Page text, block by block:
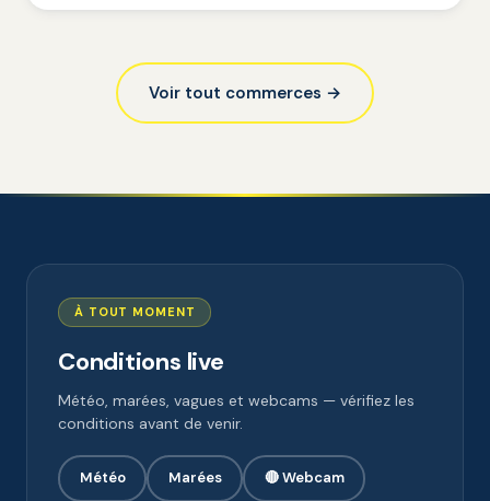
Voir tout commerces →
À TOUT MOMENT
Conditions live
Météo, marées, vagues et webcams — vérifiez les
conditions avant de venir.
Météo Marées 🔴 Webcam